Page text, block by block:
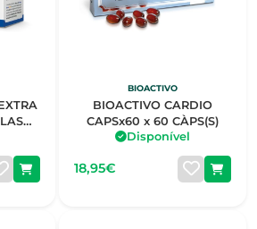
BIOACTIVO
BIOACTIVO CARDIO
CAPSx60 x 60 CÀPS(S)
Disponível
18,95€